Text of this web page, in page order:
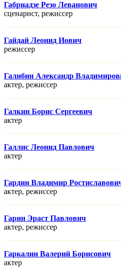
Габриадзе Резо Леванович
сценарист, режисcер
Гайдай Леонид Иович
режисcер
Галибин Александр
актер, режисcер
Галкин Борис Сергеевич
актер
Галлис Леонид Павлович
актер
Гардин Владимир
актер, режисcер
Гарин Эраст Павлович
актер, режисcер
Гаркалин Валерий Борисович
актер